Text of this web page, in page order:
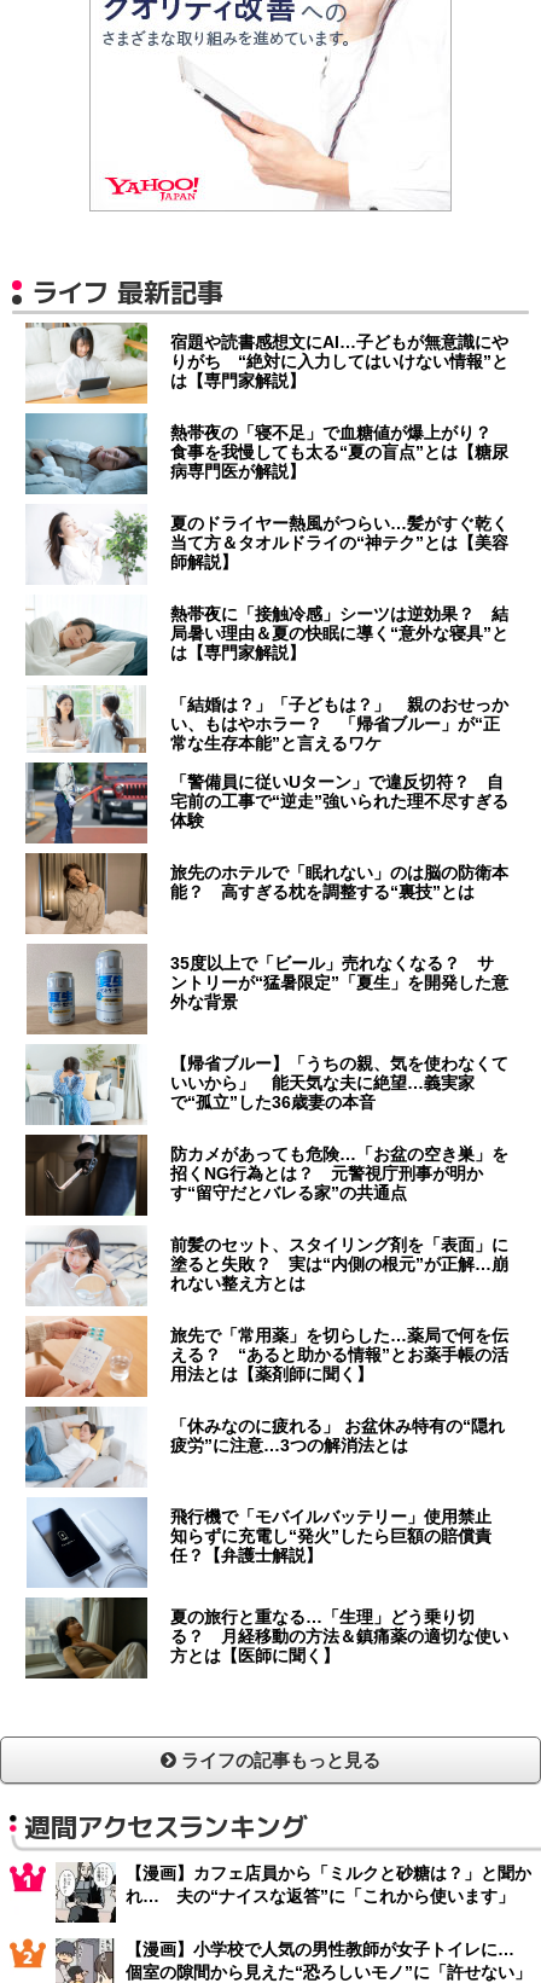
ライフ 最新記事
宿題や読書感想文にAI…子どもが無意識にや
りがち “絶対に入力してはいけない情報”と
は【専門家解説】
熱帯夜の「寝不足」で血糖値が爆上がり？
食事を我慢しても太る“夏の盲点”とは【糖尿
病専門医が解説】
夏のドライヤー熱風がつらい…髪がすぐ乾く
当て方＆タオルドライの“神テク”とは【美容
師解説】
熱帯夜に「接触冷感」シーツは逆効果？ 結
局暑い理由＆夏の快眠に導く“意外な寝具”と
は【専門家解説】
「結婚は？」「子どもは？」 親のおせっか
い、もはやホラー？ 「帰省ブルー」が“正
常な生存本能”と言えるワケ
「警備員に従いUターン」で違反切符？ 自
宅前の工事で“逆走”強いられた理不尽すぎる
体験
旅先のホテルで「眠れない」のは脳の防衛本
能？ 高すぎる枕を調整する“裏技”とは
35度以上で「ビール」売れなくなる？ サ
ントリーが“猛暑限定”「夏生」を開発した意
外な背景
【帰省ブルー】「うちの親、気を使わなくて
いいから」 能天気な夫に絶望…義実家
で“孤立”した36歳妻の本音
防カメがあっても危険…「お盆の空き巣」を
招くNG行為とは？ 元警視庁刑事が明か
す“留守だとバレる家”の共通点
前髪のセット、スタイリング剤を「表面」に
塗ると失敗？ 実は“内側の根元”が正解…崩
れない整え方とは
旅先で「常用薬」を切らした…薬局で何を伝
える？ “あると助かる情報”とお薬手帳の活
用法とは【薬剤師に聞く】
「休みなのに疲れる」 お盆休み特有の“隠れ
疲労”に注意…3つの解消法とは
飛行機で「モバイルバッテリー」使用禁止
知らずに充電し“発火”したら巨額の賠償責
任？【弁護士解説】
夏の旅行と重なる…「生理」どう乗り切
る？ 月経移動の方法＆鎮痛薬の適切な使い
方とは【医師に聞く】
ライフの記事もっと見る
週間アクセスランキング
【漫画】カフェ店員から「ミルクと砂糖は？」と聞か
れ… 夫の“ナイスな返答”に「これから使います」
【漫画】小学校で人気の男性教師が女子トイレに…
個室の隙間から見えた“恐ろしいモノ”に「許せない」